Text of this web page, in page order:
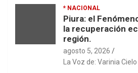
* NACIONAL
Piura: el
la recuperación
región.
agosto 5, 2026
La Voz de: Varinia